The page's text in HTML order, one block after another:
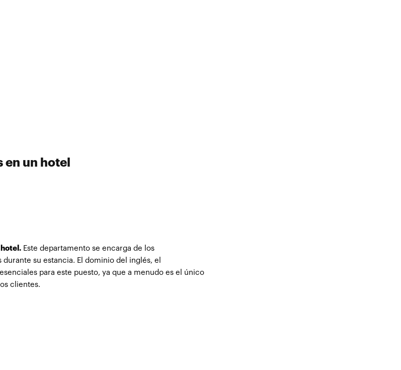
en un hotel
Este departamento se encarga de los
su estancia. El dominio del inglés, el
para este puesto, ya que a menudo es el único
clientes.